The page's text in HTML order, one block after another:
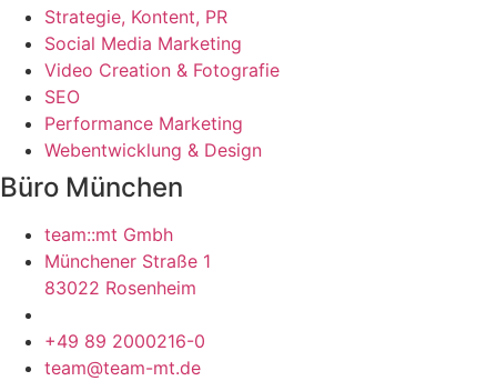
Strategie, Kontent, PR
Social Media Marketing
Video Creation & Fotografie
SEO
Performance Marketing
Webentwicklung & Design
Büro München
team::mt Gmbh
Münchener Straße 1
83022 Rosenheim
+49 89 2000216-0
team@team-mt.de